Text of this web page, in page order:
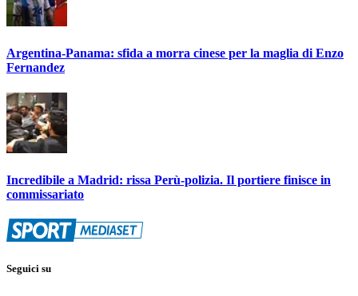
Argentina-Panama: sfida a morra cinese per la maglia di Enzo
Fernandez
Incredibile a Madrid: rissa Perù-polizia. Il portiere finisce in
commissariato
Seguici su